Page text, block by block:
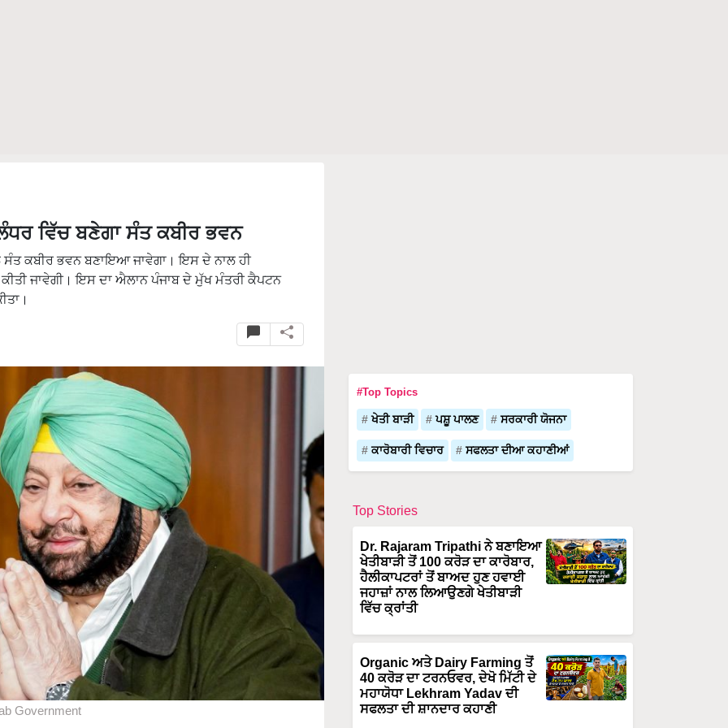
ਵਿੱਚ ਬਣੇਗਾ ਸੰਤ ਕਬੀਰ ਭਵਨ
ਸੰਤ ਕਬੀਰ ਭਵਨ ਬਣਾਇਆ ਜਾਵੇਗਾ। ਇਸ ਦੇ ਨਾਲ ਹੀ
ਜਾਵੇਗੀ। ਇਸ ਦਾ ਐਲਾਨ ਪੰਜਾਬ ਦੇ ਮੁੱਖ ਮੰਤਰੀ ਕੈਪਟਨ
Government
#Top Topics
ਖੇਤੀ ਬਾੜੀ ਪਸ਼ੂ ਪਾਲਣ ਸਰਕਾਰੀ ਯੋਜਨਾ
ਕਾਰੋਬਾਰੀ ਵਿਚਾਰ ਸਫਲਤਾ ਦੀਆ ਕਹਾਣੀਆਂ
Top Stories
Dr. Rajaram Tripathi ਨੇ ਬਣਾਇਆ
ਖੇਤੀਬਾੜੀ ਤੋਂ 100 ਕਰੋੜ ਦਾ ਕਾਰੋਬਾਰ,
ਹੈਲੀਕਾਪਟਰਾਂ ਤੋਂ ਬਾਅਦ ਹੁਣ ਹਵਾਈ
ਜਹਾਜ਼ਾਂ ਨਾਲ ਲਿਆਉਣਗੇ ਖੇਤੀਬਾੜੀ
ਵਿੱਚ ਕ੍ਰਾਂਤੀ
Organic ਅਤੇ Dairy Farming ਤੋਂ
40 ਕਰੋੜ ਦਾ ਟਰਨਓਵਰ, ਦੇਖੋ ਮਿੱਟੀ ਦੇ
ਮਹਾਯੋਧਾ Lekhram Yadav ਦੀ
ਸਫਲਤਾ ਦੀ ਸ਼ਾਨਦਾਰ ਕਹਾਣੀ